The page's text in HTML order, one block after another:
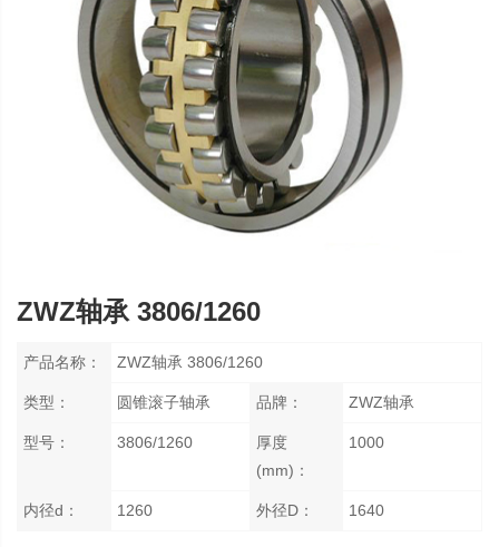
ZWZ轴承 3806/1260
产品名称： ZWZ轴承 3806/1260
类型： 圆锥滚子轴承 品牌： ZWZ轴承
型号： 3806/1260
厚度
(mm)：
1000
内径d： 1260 外径D： 1640